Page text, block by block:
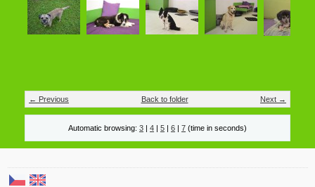
← Previous Next →
Back to folder
Automatic browsing: 3 4 5 6 7 (time in seconds)